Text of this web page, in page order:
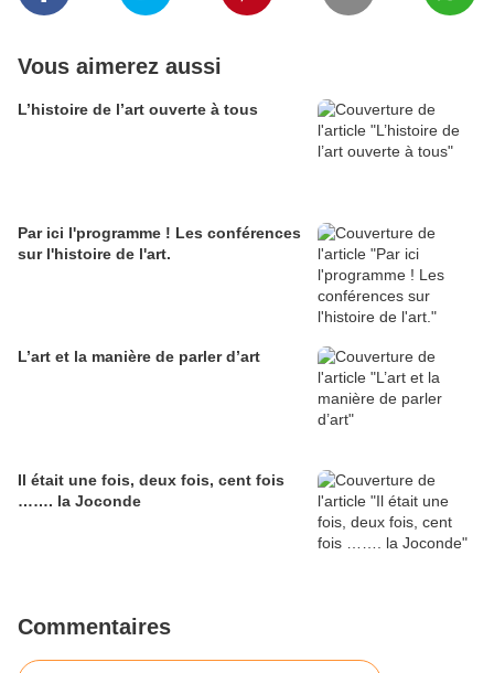
Vous aimerez aussi
L’histoire de l’art ouverte à tous
Par ici l'programme ! Les conférences
sur l'histoire de l'art.
L’art et la manière de parler d’art
Il était une fois, deux fois, cent fois
……. la Joconde
Commentaires